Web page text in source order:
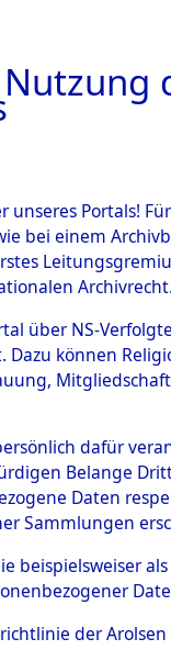
Akten
10. Oktober 1923
Angaben
Personalien des
Portals!
bei einem
über NS-
können
dafür
Belange
Daten
Sammlungen
beispielsweiser
der Arolsen